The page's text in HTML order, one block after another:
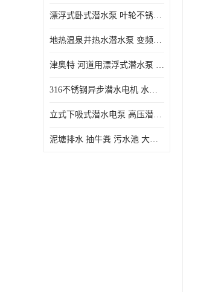
漂浮式卧式潜水泵 叶轮不锈钢材质 大流量 变频抽水泵 厂家质保售后
地热温泉井热水潜水泵 变频不锈钢 130直径油泵 高温深井泵 津奥特
津奥特 河道用漂浮式潜水泵 不锈钢泵轴 大口径大流量 产品可定制
316不锈钢异步潜水电机 水冷式 可连续运行 定制功率电压 奥特泵业
立式下吸式潜水电泵 高压潜水排沙泵 大功率 深水施工作业 型号可定制
泥塘排水 抽牛粪 污水池 大口径潜水螺旋离心泵 材质特征 奥特泵业